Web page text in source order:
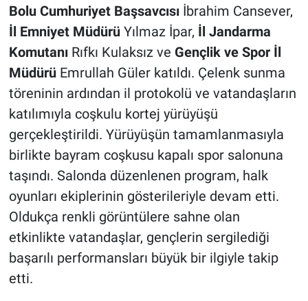
Bolu Cumhuriyet Başsavcısıİbrahim Cansever,
İl Emniyet MüdürüYılmaz İpar, İl Jandarma
KomutanıRıfkı Kulaksız ve Gençlik ve Spor İl
MüdürüEmrullah Güler katıldı. Çelenk sunma
töreninin ardından il protokolü ve vatandaşların
katılımıyla coşkulu kortej yürüyüşü
gerçekleştirildi. Yürüyüşün tamamlanmasıyla
birlikte bayram coşkusu kapalı spor salonuna
taşındı. Salonda düzenlenen program, halk
oyunları ekiplerinin gösterileriyle devam etti.
Oldukça renkli görüntülere sahne olan
etkinlikte vatandaşlar, gençlerin sergilediği
başarılı performansları büyük bir ilgiyle takip
etti.